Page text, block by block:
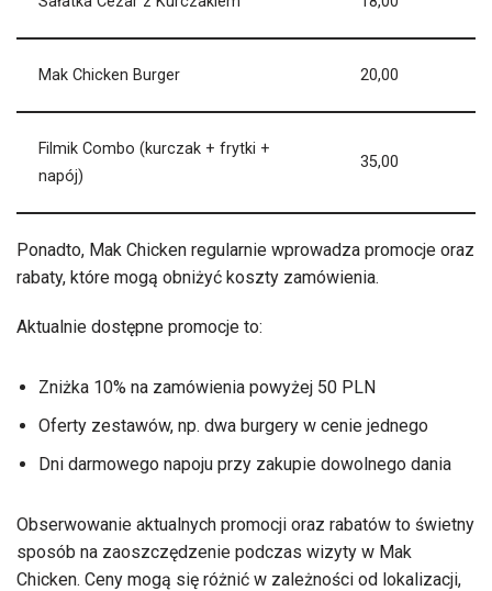
Mak Chicken Burger 20,00
Filmik Combo (kurczak + frytki +
napój)
35,00
Ponadto, Mak Chicken regularnie wprowadza promocje oraz
rabaty, które mogą obniżyć koszty zamówienia.
Aktualnie dostępne promocje to:
Zniżka 10% na zamówienia powyżej 50 PLN
Oferty zestawów, np. dwa burgery w cenie jednego
Dni darmowego napoju przy zakupie dowolnego dania
Obserwowanie aktualnych promocji oraz rabatów to świetny
sposób na zaoszczędzenie podczas wizyty w Mak
Chicken. Ceny mogą się różnić w zależności od lokalizacji,